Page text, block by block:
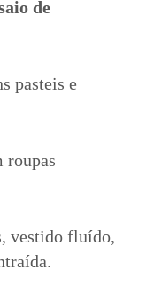
de
pasteis e
roupas
vestido fluído,